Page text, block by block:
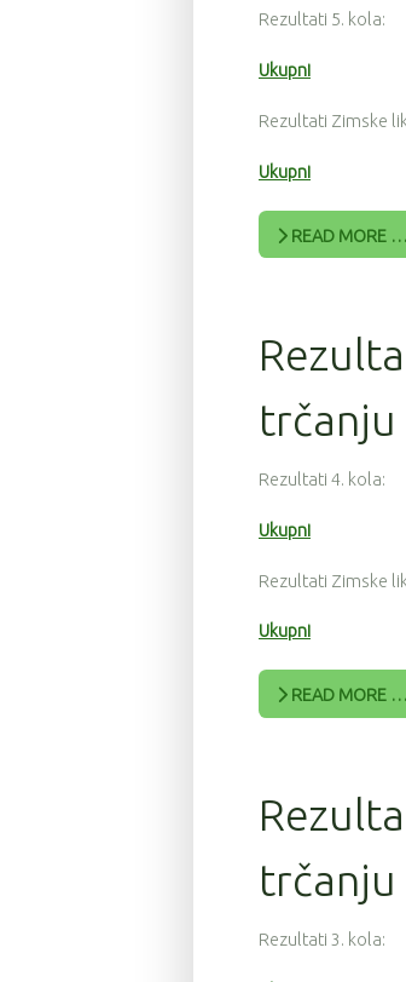
Rezultati 5. kola:
Ukupni
Rezultati Zimske
Ukupni
READ MORE …
trčanju
Rezultati 4. kola:
Ukupni
Rezultati Zimske
Ukupni
READ MORE …
trčanju
Rezultati 3. kola: